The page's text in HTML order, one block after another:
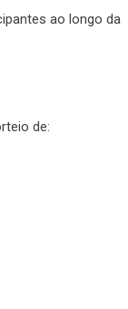
ao longo da
de: